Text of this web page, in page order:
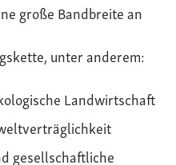
große Bandbreite an
unter anderem:
Landwirtschaft
gesellschaftliche